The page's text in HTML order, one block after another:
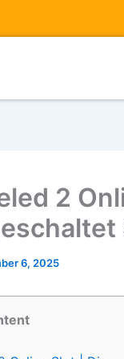
2
6, 2025